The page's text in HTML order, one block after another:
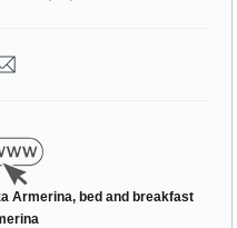
Armerina, bed and breakfast